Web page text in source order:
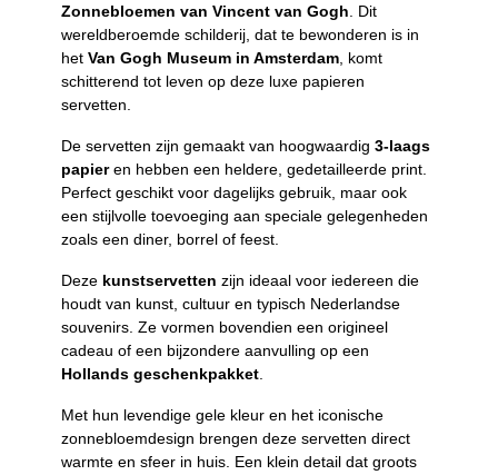
Zonnebloemen van Vincent van Gogh. Dit
wereldberoemde schilderij, dat te bewonderen is in
het Van Gogh Museum in Amsterdam, komt
schitterend tot leven op deze luxe papieren
servetten.
De servetten zijn gemaakt van hoogwaardig 3-laags
papieren hebben een heldere, gedetailleerde print.
Perfect geschikt voor dagelijks gebruik, maar ook
een stijlvolle toevoeging aan speciale gelegenheden
zoals een diner, borrel of feest.
Deze kunstservetten zijn ideaal voor iedereen die
houdt van kunst, cultuur en typisch Nederlandse
souvenirs. Ze vormen bovendien een origineel
cadeau of een bijzondere aanvulling op een
Hollands geschenkpakket.
Met hun levendige gele kleur en het iconische
zonnebloemdesign brengen deze servetten direct
warmte en sfeer in huis. Een klein detail dat groots